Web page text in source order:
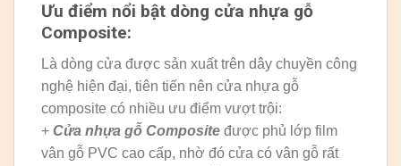
Ưu điểm nổi bật dòng cửa nhựa gỗ
Composite:
Là dòng cửa được sản xuất trên dây chuyền công
nghệ hiện đại, tiên tiến nên cửa nhựa gỗ
composite có nhiều ưu điểm vượt trội:
+ Cửa nhựa gỗ Composite được phủ lớp film
vân gỗ PVC cao cấp, nhờ đó cửa có vân gỗ rất